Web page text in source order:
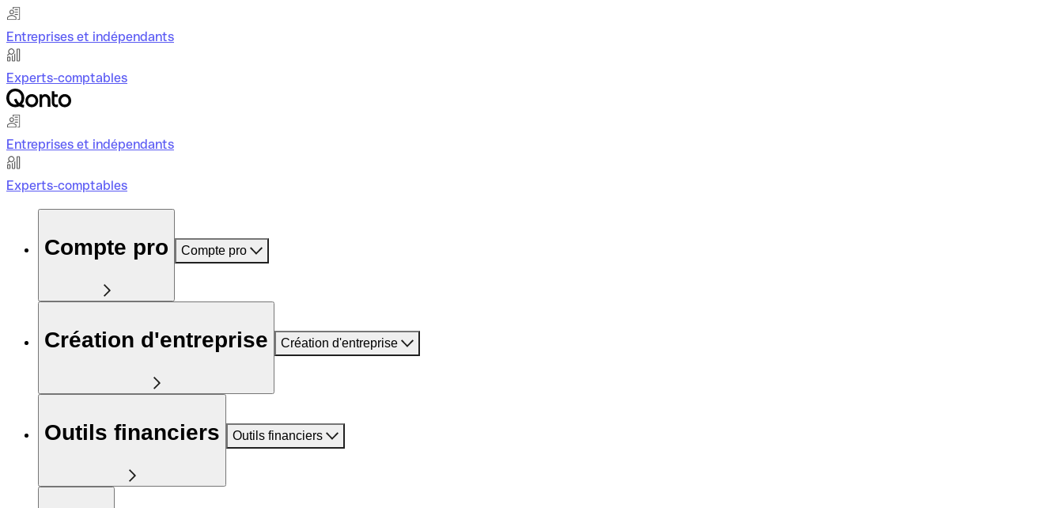
Entreprises et indépendants
Experts-comptables
Entreprises et indépendants
Experts-comptables
Compte pro Compte pro
Création d'entreprise Création d'entreprise
Outils financiers Outils financiers